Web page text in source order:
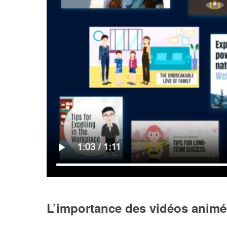
L’importance des vidéos